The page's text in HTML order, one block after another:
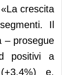
crescita
Il
– prosegue
positivi a
e,